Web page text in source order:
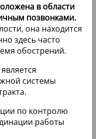
в области
позвонками.
она находится
здесь часто
обострений.
системы
по контролю
работы